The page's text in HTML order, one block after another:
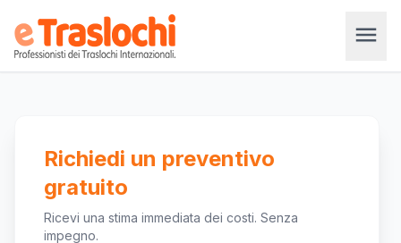
menu
Richiedi un preventivo
gratuito
Ricevi una stima immediata dei costi. Senza
impegno.